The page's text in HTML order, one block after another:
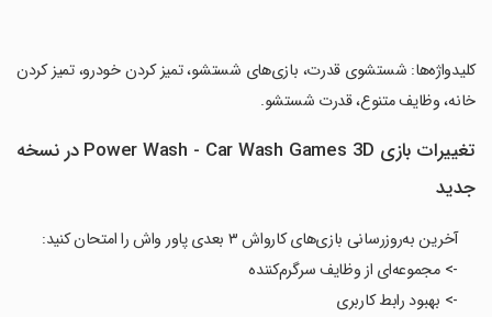
‏کلیدواژه‌ها: شستشوی قدرت، بازی‌های شستشو، تمیز کردن خودرو، تمیز کردن
خانه، وظایف متنوع، قدرت شستشو.
تغییرات بازی Power Wash - Car Wash Games 3D در نسخه
جدید
آخرین به‌روزرسانی بازی‌های کارواش ۳ بعدی پاور واش را امتحان کنید:
-> مجموعه‌ای از وظایف سرگرم‌کننده
-> بهبود رابط کاربری